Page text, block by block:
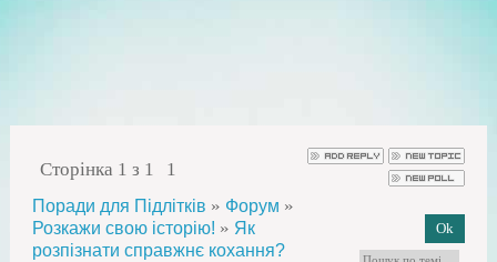
Сторінка 1 з 1 1
Поради для Підлітків » Форум »
Розкажи свою історію! » Як
розпізнати справжнє кохання?